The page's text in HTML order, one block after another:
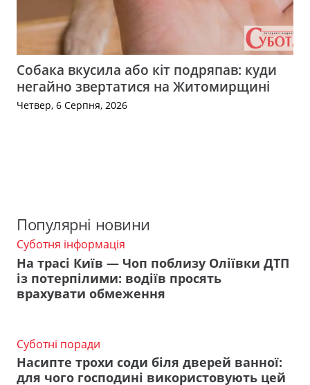
Собака вкусила або кіт подряпав: куди
негайно звертатися на Житомирщині
Четвер, 6 Серпня, 2026
Популярні новини
Суботня інформація
На трасі Київ — Чоп поблизу Оліївки ДТП
із потерпілими: водіїв просять
врахувати обмеження
Суботні поради
Насипте трохи соди біля дверей ванної:
для чого господині використовують цей